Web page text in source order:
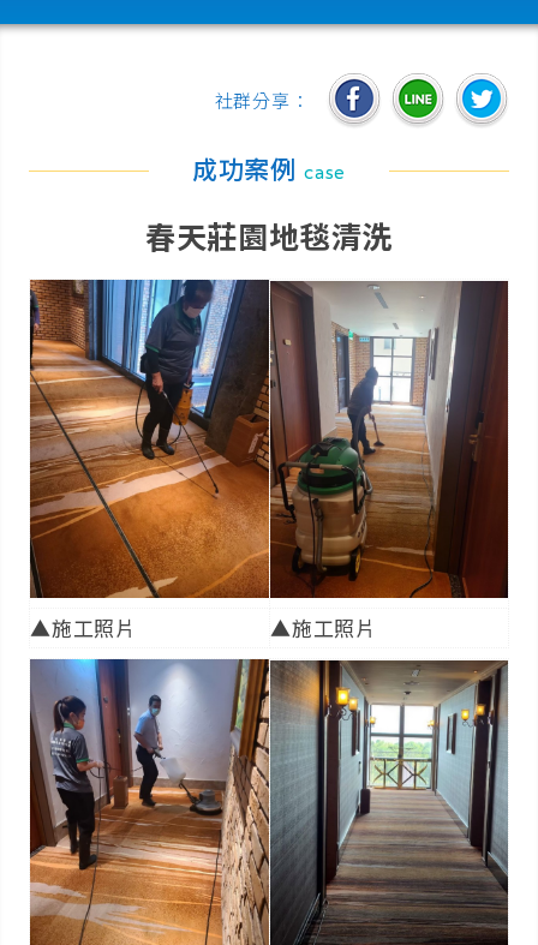
社群分享：
成功案例 case
春天莊園地毯清洗
▲施工照片 ▲施工照片